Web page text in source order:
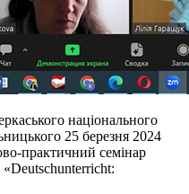
національного
25 березня 2024
практичний семінар
«Deutschunterricht: